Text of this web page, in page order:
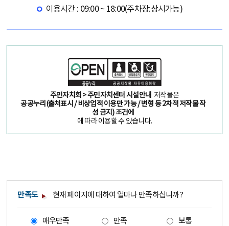
이용시간 : 09:00 ~ 18:00(주차장:상시가능)
주민자치회 > 주민자치센터 시설안내 저작물은
공공누리(출처표시 / 비상업적 이용만 가능 / 변형 등 2차적 저작물 작
성 금지) 조건에
에 따라 이용할 수 있습니다.
만족도 현재 페이지에 대하여 얼마나 만족하십니까?
매우만족 만족
보통